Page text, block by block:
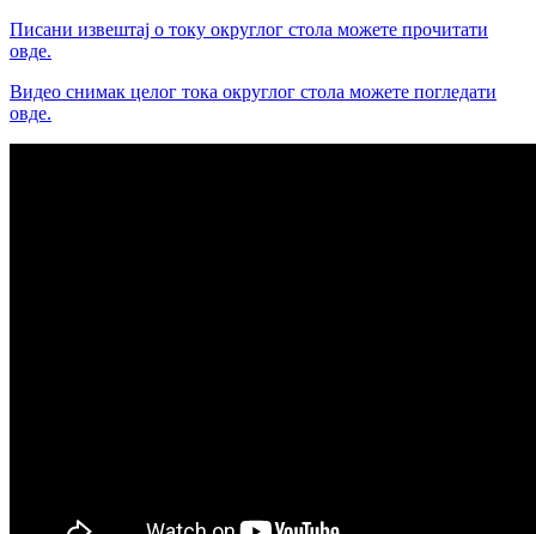
Писани извештај о току округлог стола можете прочитати
овде.
Видео снимак целог тока округлог стола можете погледати
овде.